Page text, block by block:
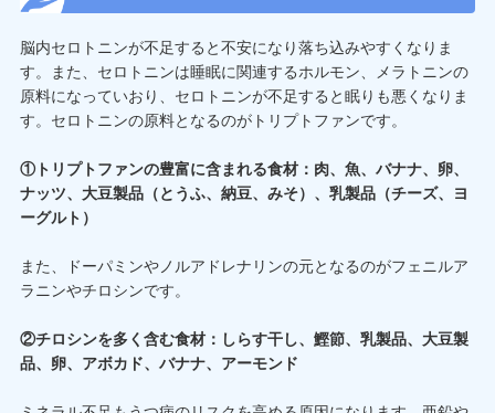
脳内セロトニンが不足すると不安になり落ち込みやすくなりま
す。また、セロトニンは睡眠に関連するホルモン、メラトニンの
原料になっていおり、セロトニンが不足すると眠りも悪くなりま
す。セロトニンの原料となるのがトリプトファンです。
①トリプトファンの豊富に含まれる食材：肉、魚、バナナ、卵、
ナッツ、大豆製品（とうふ、納豆、みそ）、乳製品（チーズ、ヨ
ーグルト）
また、ドーパミンやノルアドレナリンの元となるのがフェニルア
ラニンやチロシンです。
②チロシンを多く含む食材：しらす干し、鰹節、乳製品、大豆製
品、卵、アボカド、バナナ、アーモンド